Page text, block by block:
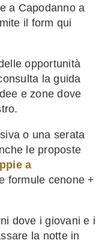
a Capodanno a
il form qui
opportunità
la guida
e zone dove
o una serata
le proposte
a
formule cenone +
dove i giovani e i
la notte in